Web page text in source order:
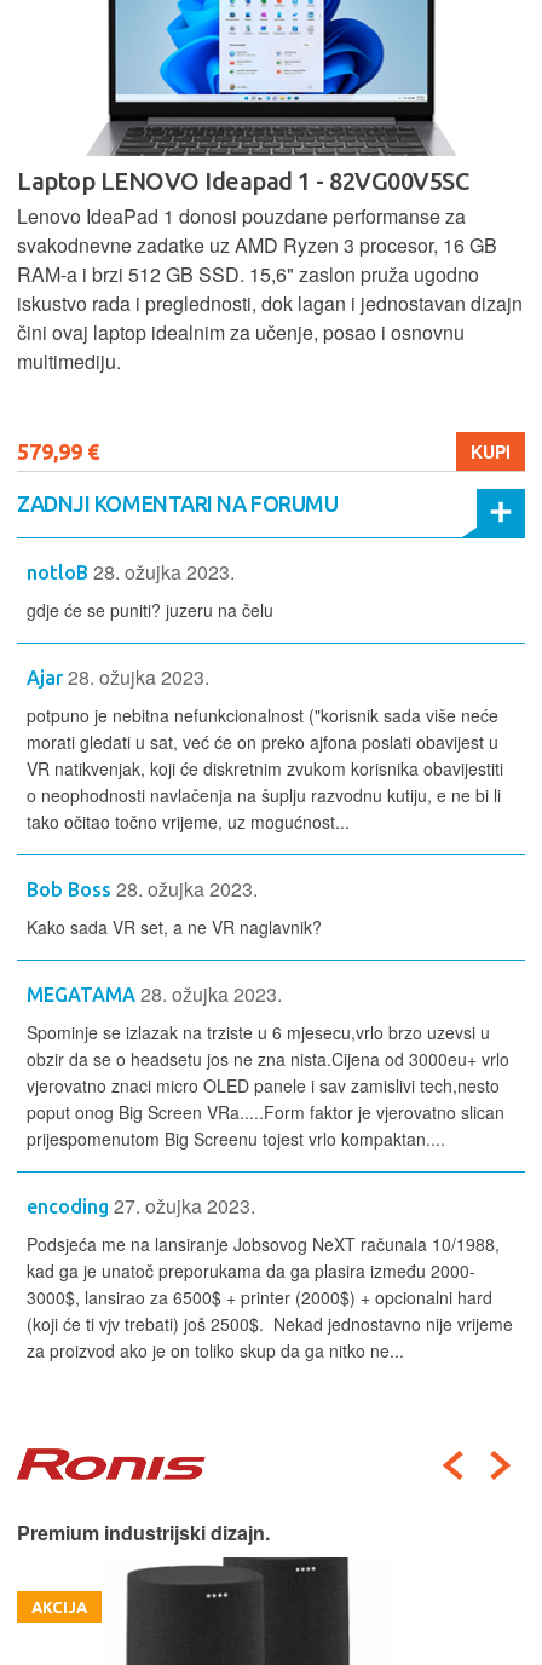
Laptop LENOVO Ideapad 1 - 82VG00V5SC
Lenovo IdeaPad 1 donosi pouzdane performanse za
svakodnevne zadatke uz AMD Ryzen 3 procesor, 16 GB
RAM-a i brzi 512 GB SSD. 15,6" zaslon pruža ugodno
iskustvo rada i preglednosti, dok lagan i jednostavan dizajn
čini ovaj laptop idealnim za učenje, posao i osnovnu
multimediju.
579,99 € KUPI
ZADNJI KOMENTARI NA FORUMU
notloB 28. ožujka 2023.
gdje će se puniti? juzeru na čelu
Ajar 28. ožujka 2023.
potpuno je nebitna nefunkcionalnost ("korisnik sada više neće
morati gledati u sat, već će on preko ajfona poslati obavijest u
VR natikvenjak, koji će diskretnim zvukom korisnika obavijestiti
o neophodnosti navlačenja na šuplju razvodnu kutiju, e ne bi li
tako očitao točno vrijeme, uz mogućnost...
Bob Boss 28. ožujka 2023.
Kako sada VR set, a ne VR naglavnik?
MEGATAMA 28. ožujka 2023.
Spominje se izlazak na trziste u 6 mjesecu,vrlo brzo uzevsi u
obzir da se o headsetu jos ne zna nista.Cijena od 3000eu+ vrlo
vjerovatno znaci micro OLED panele i sav zamislivi tech,nesto
poput onog Big Screen VRa.....Form faktor je vjerovatno slican
prijespomenutom Big Screenu tojest vrlo kompaktan....
encoding 27. ožujka 2023.
Podsjeća me na lansiranje Jobsovog NeXT računala 10/1988,
kad ga je unatoč preporukama da ga plasira između 2000-
3000$, lansirao za 6500$ + printer (2000$) + opcionalni hard
(koji će ti vjv trebati) još 2500$. Nekad jednostavno nije vrijeme
za proizvod ako je on toliko skup da ga nitko ne...
Premium industrijski dizajn.
AKCIJA